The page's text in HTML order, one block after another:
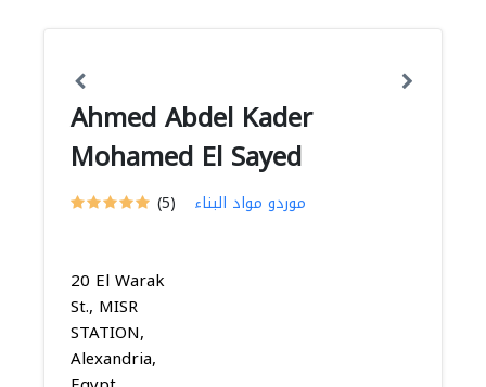
Ahmed Abdel Kader
Mohamed El Sayed
(5) موردو مواد البناء
20 El Warak
St., MISR
STATION,
Alexandria,